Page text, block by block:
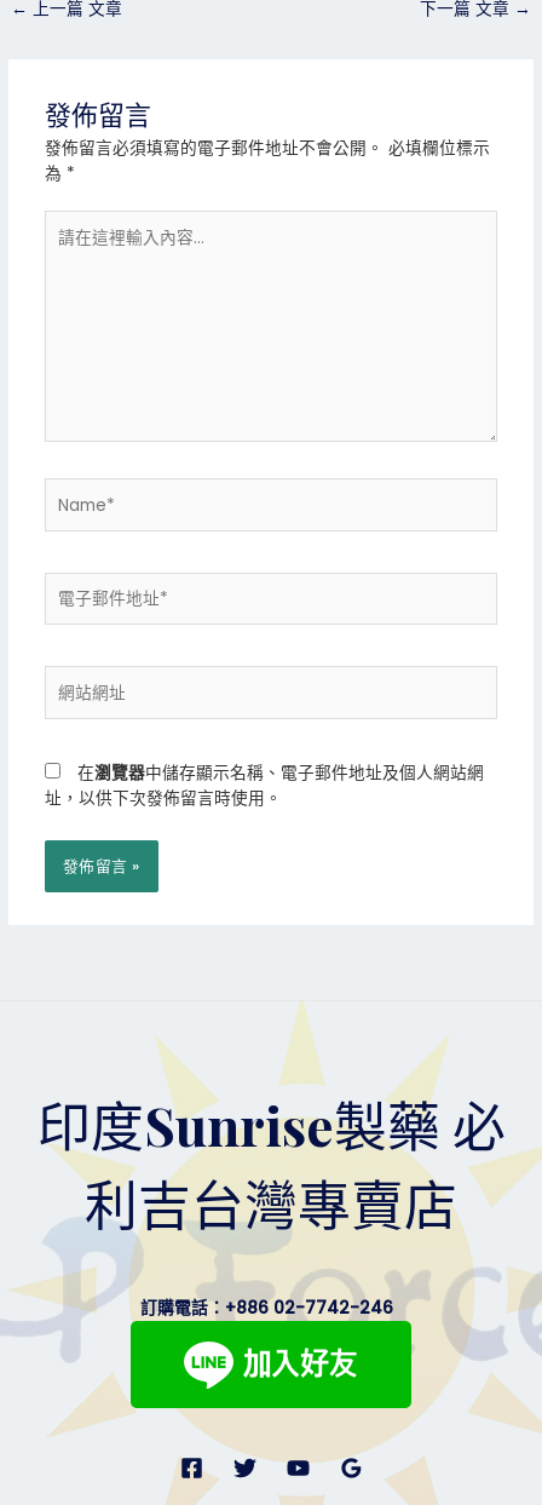
← 上一篇 文章 下一篇 文章 →
發佈留言
發佈留言必須填寫的電子郵件地址不會公開。 必填欄位標示
為 *
在
件
地
站
在瀏覽器中儲存顯示名稱、電子郵件地址及個人網站網
址，以供下次發佈留言時使用。
印度Sunrise製藥 必
利吉台灣專賣店
訂購電話： +886 02-7742-246